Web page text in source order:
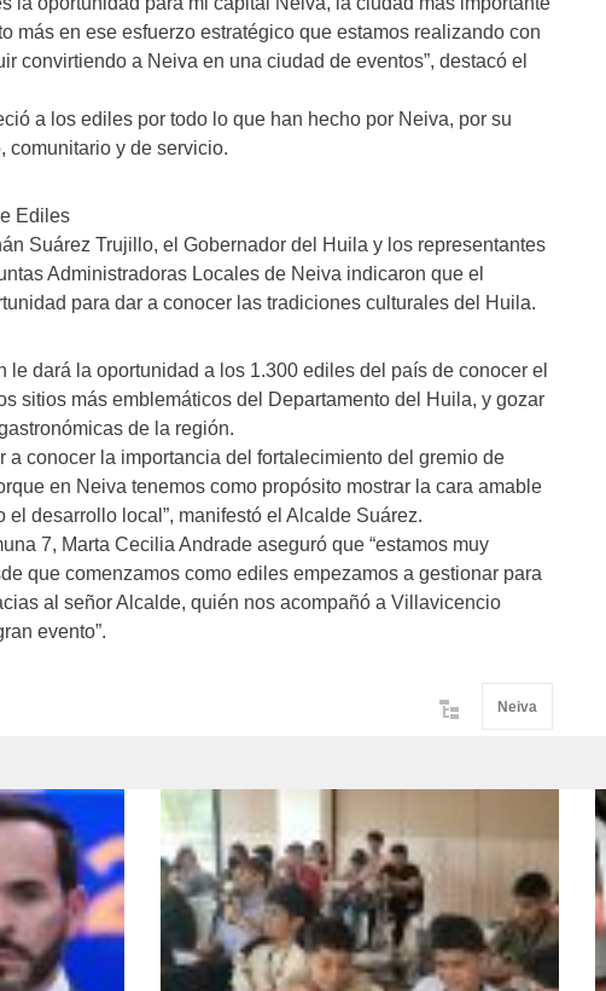
más en ese esfuerzo estratégico que estamos realizando con
convirtiendo a Neiva en una ciudad de eventos”, destacó el
a los ediles por todo lo que han hecho por Neiva, por su
comunitario y de servicio.
Ediles
Suárez Trujillo, el Gobernador del Huila y los representantes
Administradoras Locales de Neiva indicaron que el
para dar a conocer las tradiciones culturales del Huila.
le dará la oportunidad a los 1.300 ediles del país de conocer el
sitios más emblemáticos del Departamento del Huila, y gozar
de la región.
a conocer la importancia del fortalecimiento del gremio de
en Neiva tenemos como propósito mostrar la cara amable
desarrollo local”, manifestó el Alcalde Suárez.
7, Marta Cecilia Andrade aseguró que “estamos muy
que comenzamos como ediles empezamos a gestionar para
al señor Alcalde, quién nos acompañó a Villavicencio
evento”.
Neiva